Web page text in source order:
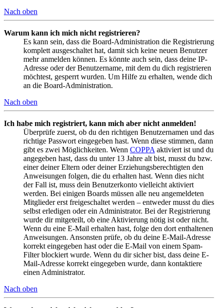
Nach oben
Warum kann ich mich nicht registrieren?
Es kann sein, dass die Board-Administration die Registrierung
komplett ausgeschaltet hat, damit sich keine neuen Benutzer
mehr anmelden können. Es könnte auch sein, dass deine IP-
Adresse oder der Benutzername, mit dem du dich registrieren
möchtest, gesperrt wurden. Um Hilfe zu erhalten, wende dich
an die Board-Administration.
Nach oben
Ich habe mich registriert, kann mich aber nicht anmelden!
Überprüfe zuerst, ob du den richtigen Benutzernamen und das
richtige Passwort eingegeben hast. Wenn diese stimmen, dann
gibt es zwei Möglichkeiten. Wenn COPPA aktiviert ist und du
angegeben hast, dass du unter 13 Jahre alt bist, musst du bzw.
einer deiner Eltern oder deiner Erziehungsberechtigten den
Anweisungen folgen, die du erhalten hast. Wenn dies nicht
der Fall ist, muss dein Benutzerkonto vielleicht aktiviert
werden. Bei einigen Boards müssen alle neu angemeldeten
Mitglieder erst freigeschaltet werden – entweder musst du dies
selbst erledigen oder ein Administrator. Bei der Registrierung
wurde dir mitgeteilt, ob eine Aktivierung nötig ist oder nicht.
Wenn du eine E-Mail erhalten hast, folge den dort enthaltenen
Anweisungen. Ansonsten prüfe, ob du deine E-Mail-Adresse
korrekt eingegeben hast oder die E-Mail von einem Spam-
Filter blockiert wurde. Wenn du dir sicher bist, dass deine E-
Mail-Adresse korrekt eingegeben wurde, dann kontaktiere
einen Administrator.
Nach oben